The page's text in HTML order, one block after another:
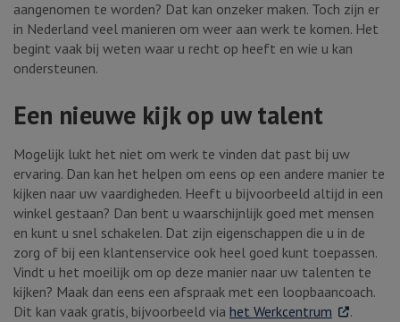
aangenomen te worden? Dat kan onzeker maken. Toch zijn er
in Nederland veel manieren om weer aan werk te komen. Het
begint vaak bij weten waar u recht op heeft en wie u kan
ondersteunen.
Een nieuwe kijk op uw talent
Mogelijk lukt het niet om werk te vinden dat past bij uw
ervaring. Dan kan het helpen om eens op een andere manier te
kijken naar uw vaardigheden. Heeft u bijvoorbeeld altijd in een
winkel gestaan? Dan bent u waarschijnlijk goed met mensen
en kunt u snel schakelen. Dat zijn eigenschappen die u in de
zorg of bij een klantenservice ook heel goed kunt toepassen.
Vindt u het moeilijk om op deze manier naar uw talenten te
kijken? Maak dan eens een afspraak met een loopbaancoach.
Dit kan vaak gratis, bijvoorbeeld via het Werkcentrum . Externe
.